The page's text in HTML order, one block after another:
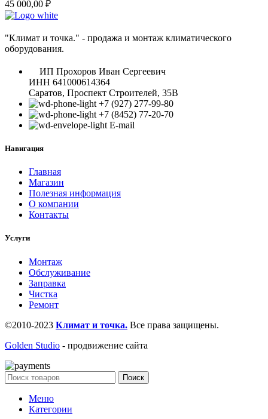
45 000,00 ₽
"Климат и точка." - продажа и монтаж климатического
оборудования.
ИП Прохоров Иван Сергеевич
ИНН 641000614364
Саратов, Проспект Строителей, 35В
+7 (927) 277-99-80
+7 (8452) 77-20-70
E-mail
Навигация
Главная
Магазин
Полезная информация
О компании
Контакты
Услуги
Монтаж
Обслуживание
Заправка
Чистка
Ремонт
©2010-2023 Климат и точка. Все права защищены.
Golden Studio - продвижение сайта
Поиск
Меню
Категории